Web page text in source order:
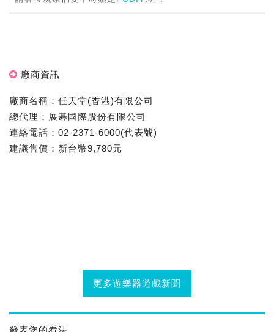
廠商資訊
廠商名稱：任天堂(香港)有限公司
總代理：展碁國際股份有限公司
連絡電話：02-2371-6000(代表號)
建議售價：新台幣9,780元
更多遊樂器遊戲新聞